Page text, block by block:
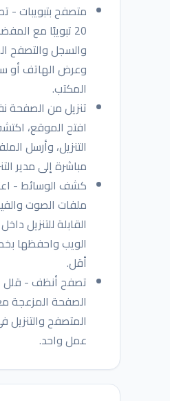
متصفح بتبويبات -
20 تبويبًا مع
والسجل والتصفح
وعرض الهاتف أو
المكتب.
تنزيل من الصفحة
افتح الموقع،
التنزيل، وأرسل
مباشرة إلى مدير
كشف الوسائط -
ملفات الصوت
القابلة للتنزيل
الويب واحفظها
أقل.
تصفح أنظف - قلل
الصفحة المزعجة
المتصفح والتنزيل
عمل واحد.